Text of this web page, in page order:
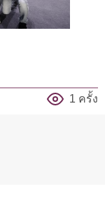
1 ครั้ง